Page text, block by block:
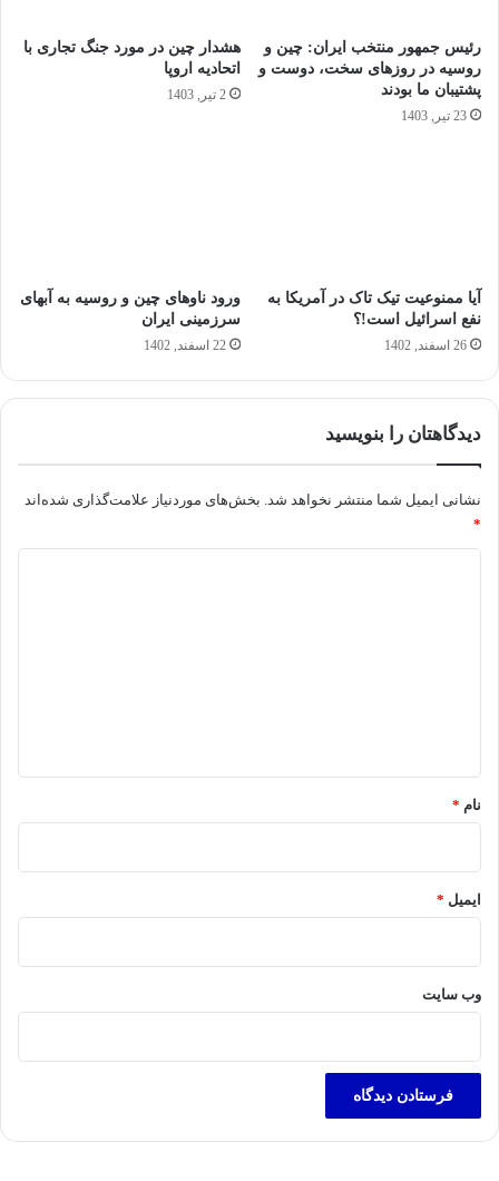
رئیس ‌جمهور منتخب ایران: چین و
روسیه در روز‌های سخت، دوست و
پشتیبان ما بودند
23 تیر, 1403
هشدار چین در مورد جنگ تجاری با
اتحادیه اروپا
2 تیر, 1403
آیا ممنوعیت تیک تاک در آمریکا به
نفع اسرائیل است!؟
26 اسفند, 1402
ورود ناوهای چین و روسیه به آبهای
سرزمینی ایران
22 اسفند, 1402
دیدگاهتان را بنویسید
نشانی ایمیل شما منتشر نخواهد شد. بخش‌های موردنیاز علامت‌گذاری شده‌اند
*
نام *
ایمیل *
وب‌ سایت